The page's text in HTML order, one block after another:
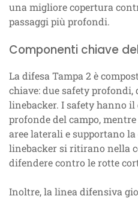
una migliore copertura
passaggi più profondi.
Componenti chiave
La difesa Tampa 2 è
chiave: due safety profondi,
linebacker. I safety hanno
profonde del campo,
aree laterali e supportano
linebacker si ritirano nella
difendere contro le rotte
Inoltre, la linea difensiva